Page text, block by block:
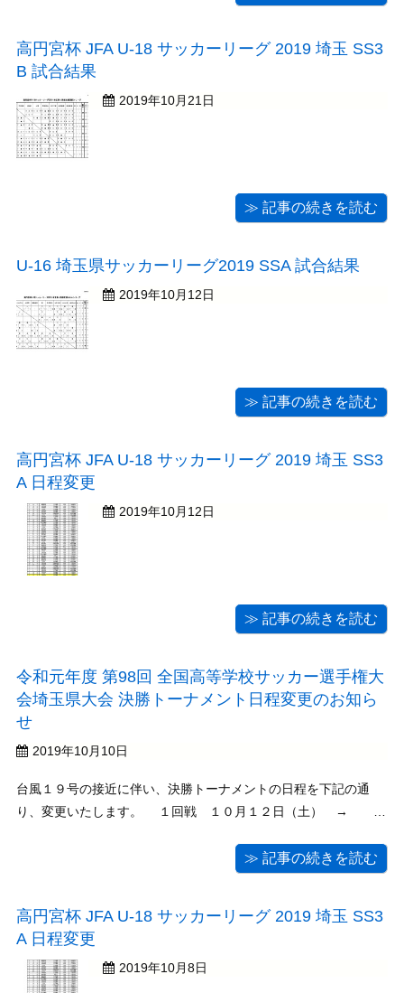
高円宮杯 JFA U-18 サッカーリーグ 2019 埼玉 SS3
B 試合結果
2019年10月21日
≫ 記事の続きを読む
U-16 埼玉県サッカーリーグ2019 SSA 試合結果
2019年10月12日
≫ 記事の続きを読む
高円宮杯 JFA U-18 サッカーリーグ 2019 埼玉 SS3
A 日程変更
2019年10月12日
≫ 記事の続きを読む
令和元年度 第98回 全国高等学校サッカー選手権大
会埼玉県大会 決勝トーナメント日程変更のお知ら
せ
2019年10月10日
台風１９号の接近に伴い、決勝トーナメントの日程を下記の通
り、変更いたします。 １回戦 １０月１２日（土） → １
月１９日（土）または２０日（日） また、会場につきまして
≫ 記事の続きを読む
高円宮杯 JFA U-18 サッカーリーグ 2019 埼玉 SS3
A 日程変更
2019年10月8日